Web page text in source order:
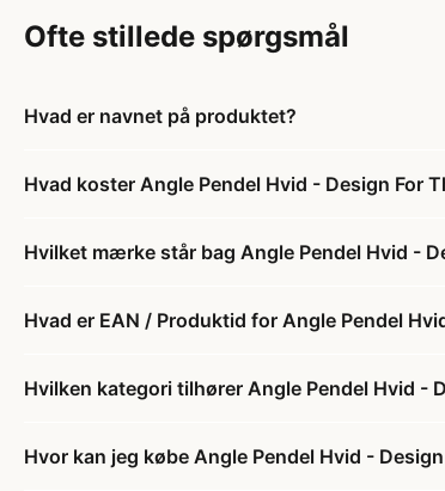
Ofte stillede spørgsmål
Hvad er navnet på produktet?
Hvad koster Angle Pendel Hvid - Design For
Hvilket mærke står bag Angle Pendel Hvid -
Hvad er EAN / Produktid for Angle Pendel
Hvilken kategori tilhører Angle Pendel Hvid -
Hvor kan jeg købe Angle Pendel Hvid -